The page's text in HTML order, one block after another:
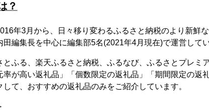
？
年3月から、日々移り変わるふるさと納税のより新鮮
田編集長を中心に編集部5名(2021年4月現在)で運営してい
ふる、楽天ふるさと納税、ふるなび、ふるさとプレミ
が高い返礼品」「個数限定の返礼品」「期間限定の返
て、おすすめの返礼品のみをご紹介しています。